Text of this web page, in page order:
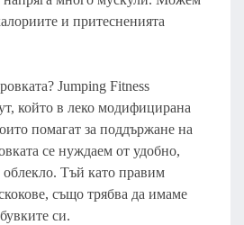
и притесненията
Jumping Fitness
който в леко модифицирана
помагат за поддържане на
се нуждаем от удобно,
облекло. Тъй като правим
също трябва да имаме
си.